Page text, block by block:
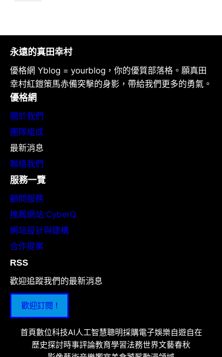
永遠的真田幸村
優格網 Yblog = yourblog，你的優質部落格。願真田
幸村紅鎧策馬赤備突擊的身影，帶給我們更多的勇氣。
優格網
關於我們
團隊組成
最新消息
聯絡我們
服務一覽
顧問服務
推薦網站:CyberQ
網站設計與建構
合作提案
RSS
歡迎追蹤我們的最新消息
歡迎訂閱 !
首頁數位科技AI人工智慧聰明採購電子娛樂自遊自在
歷史探討時事評論教育學習法務世界文藝春秋